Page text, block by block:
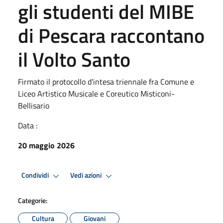
gli studenti del MIBE
di Pescara raccontano
il Volto Santo
Firmato il protocollo d'intesa triennale fra Comune e
Liceo Artistico Musicale e Coreutico Misticoni-
Bellisario
Data :
20 maggio 2026
Condividi Vedi azioni
Categorie:
Cultura
Giovani